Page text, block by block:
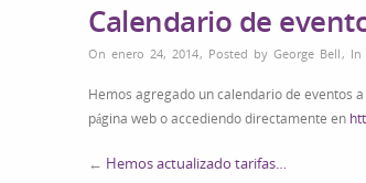
Calendario de
On enero 24, 2014, Posted by George Bell, In
Hemos agregado un calendario de eventos
página web o accediendo directamente en
← Hemos actualizado tarifas…